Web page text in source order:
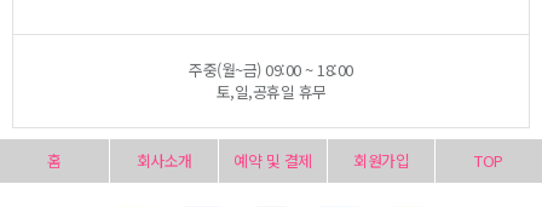
주중(월~금) 09:00 ~ 18:00
토,일,공휴일 휴무
홈 회사소개 예약 및 결제 회원가입 TOP